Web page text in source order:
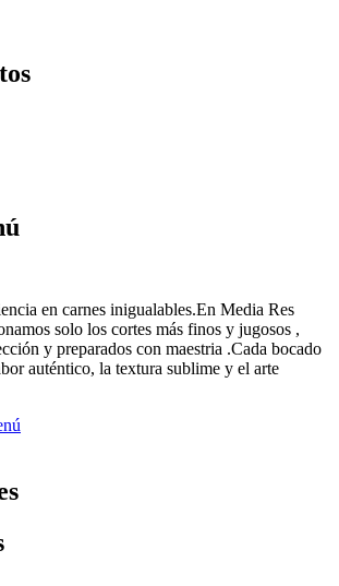
en carnes inigualables.En Media Res
solo los cortes más finos y jugosos ,
y preparados con maestria .Cada bocado
auténtico, la textura sublime y el arte